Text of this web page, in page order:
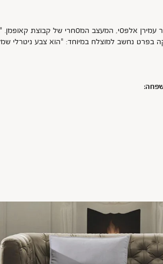
אלפסי, המעצב המסחרי של קבוצת קאופמן.
בפרט נחשב למוצלח במיוחד: "הוא צבע ניטרלי